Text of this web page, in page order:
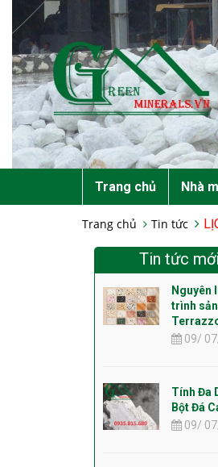
Trang chủ Nhà
Trang chủ Tin tức
Tin tức
Nguyên
trình
09/
Tính Đa
Bột Đá
09/